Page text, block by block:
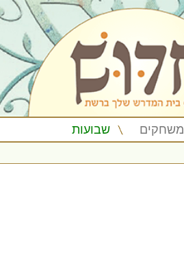
משחקים שבועות